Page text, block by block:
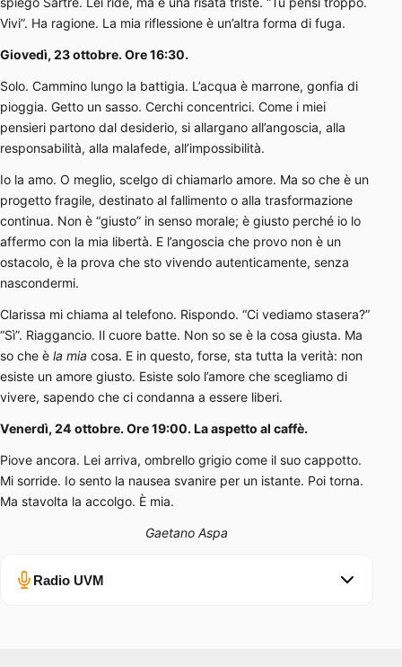
Radio UVM
Vivi”. Ha ragione. La mia riflessione è un’altra forma di fuga.
Giovedì, 23 ottobre. Ore 16:30.
Solo. Cammino lungo la battigia. L’acqua è marrone, gonfia di
pioggia. Getto un sasso. Cerchi concentrici. Come i miei
pensieri partono dal desiderio, si allargano all’angoscia, alla
responsabilità, alla malafede, all’impossibilità.
Io la amo. O meglio, scelgo di chiamarlo amore. Ma so che è un
progetto fragile, destinato al fallimento o alla trasformazione
continua. Non è “giusto” in senso morale; è giusto perché io lo
affermo con la mia libertà. E l’angoscia che provo non è un
ostacolo, è la prova che sto vivendo autenticamente, senza
nascondermi.
Clarissa mi chiama al telefono. Rispondo. “Ci vediamo stasera?”
“Sì”. Riaggancio. Il cuore batte. Non so se è la cosa giusta. Ma
so che è la mia cosa. E in questo, forse, sta tutta la verità: non
esiste un amore giusto. Esiste solo l’amore che scegliamo di
vivere, sapendo che ci condanna a essere liberi.
Venerdì, 24 ottobre. Ore 19:00. La aspetto al caffè.
Piove ancora. Lei arriva, ombrello grigio come il suo cappotto.
Mi sorride. Io sento la nausea svanire per un istante. Poi torna.
Ma stavolta la accolgo. È mia.
Gaetano Aspa